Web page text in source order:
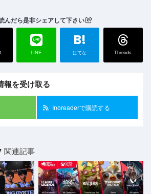
んだら是非シェアして下さい
LINE
B!
はてな Threads
報を受け取る
Inoreaderで購読する
関連記事